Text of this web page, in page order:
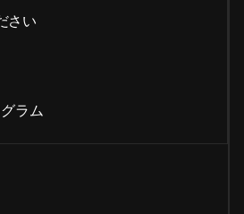
さい
ラム